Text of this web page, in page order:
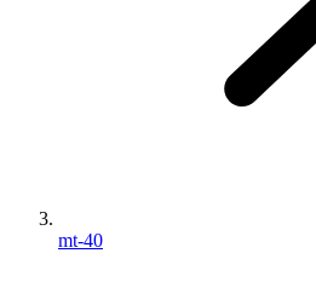
mt-40